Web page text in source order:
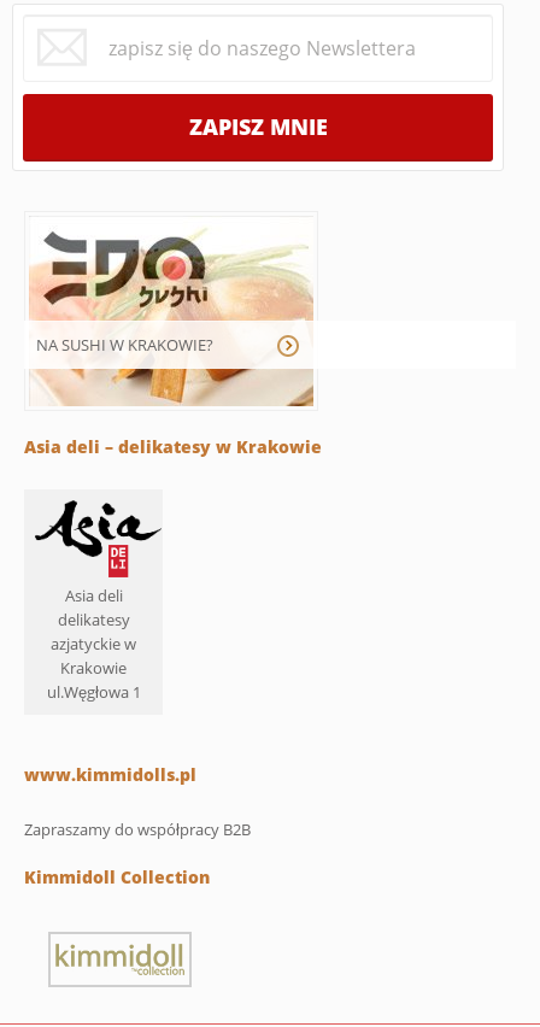
NA SUSHI W KRAKOWIE?
Asia deli – delikatesy w Krakowie
Asia deli
delikatesy
azjatyckie w
Krakowie
ul.Węgłowa 1
www.kimmidolls.pl
Zapraszamy do współpracy B2B
Kimmidoll Collection